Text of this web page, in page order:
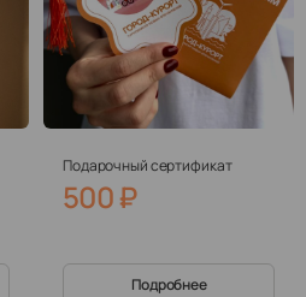
Подарочный сертификат
500₽
Подробнее